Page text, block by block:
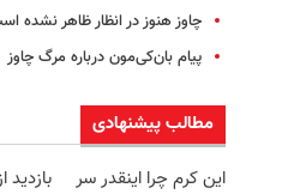
چاوز هنوز در انظار ظاهر نشده
پیام بان‌کی‌مون درباره مرگ چاوز
مطالب پیشنهادی
این کرم چرا اینقدر سر